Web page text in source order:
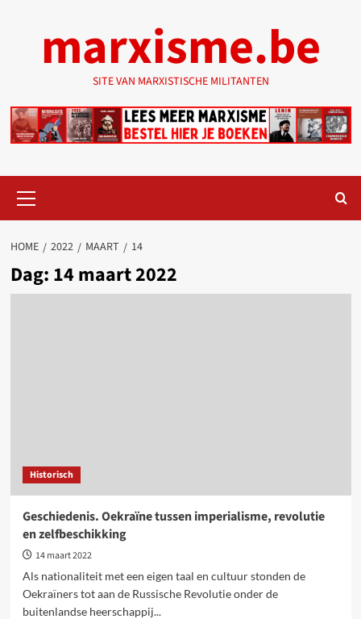
marxisme.be
SITE VAN MARXISTISCHE MILITANTEN
menu
HOME 2022 MAART 14
Dag: 14 maart 2022
Historisch
Geschiedenis. Oekraïne tussen imperialisme, revolutie
en zelfbeschikking
14 maart 2022
Als nationaliteit met een eigen taal en cultuur stonden de
Oekraïners tot aan de Russische Revolutie onder de
buitenlandse heerschappij...